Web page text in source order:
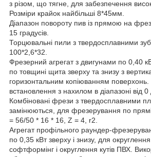
з різом, що тягне, для забезпечення
Розміри крайок найбільші 8*45мм.
Діапазон повороту пив із прямою на
15 градусів.
Торцювальні пили з твердосплавними
100*2,6*32.
Фрезерний агрегат з двигунами по 0,40
по товщині щита зверху та знизу з
горизонтальним копіюванням
встановлення з нахилом в діапазоні від 0
Комбіновані фрези з твердосплавними
замінюються, для фрезерування по
= 56/50 * 16 * 16, Z = 4, r2.
Агрегат профільного раундер-
по 0,35 кВт зверху і знизу, для округлення
софтформінг і округлення кутів ПВХ.